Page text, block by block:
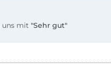
uns mit "Sehr gut"